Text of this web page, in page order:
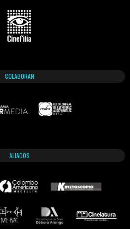
COLABORAN
ALIADOS